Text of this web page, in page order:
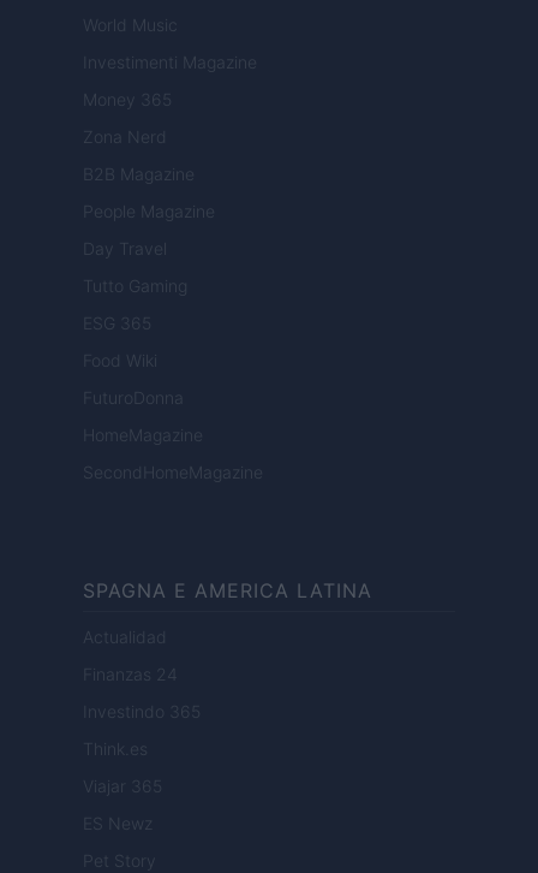
World Music
Investimenti Magazine
Money 365
Zona Nerd
B2B Magazine
People Magazine
Day Travel
Tutto Gaming
ESG 365
Food Wiki
FuturoDonna
HomeMagazine
SecondHomeMagazine
SPAGNA E AMERICA LATINA
Actualidad
Finanzas 24
Investindo 365
Think.es
Viajar 365
ES Newz
Pet Story